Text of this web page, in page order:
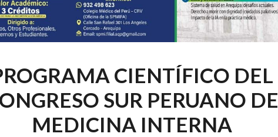
CIENTÍFICO DEL
SUR PERUANO DE
MEDICINA INTERNA